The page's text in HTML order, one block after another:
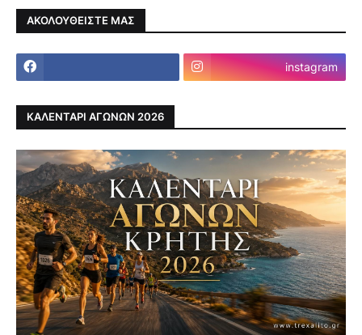
ΑΚΟΛΟΥΘΕΙΣΤΕ ΜΑΣ
instagram
ΚΑΛΕΝΤΑΡΙ ΑΓΩΝΩΝ 2026